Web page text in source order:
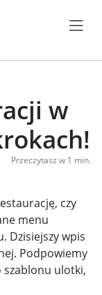
w
Przeczytasz w 1 min.
czy
menu
Dzisiejszy wpis
Podpowiemy
szablonu ulotki,